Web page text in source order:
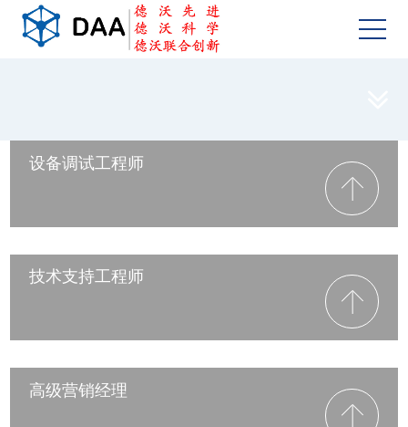
设备调试工程师
技术支持工程师
高级营销经理